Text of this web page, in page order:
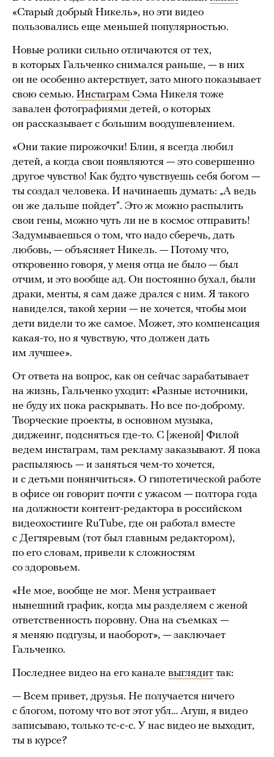
«Старый добрый Никель», но эти видео
пользовались еще меньшей популярностью.
Новые ролики сильно отличаются от тех,
в которых Гальченко снимался раньше, — в них
он не особенно актерствует, зато много показывает
свою семью. Инстаграм Сэма Никеля тоже
завален фотографиями детей, о которых
он рассказывает с большим воодушевлением.
«Они такие пирожочки! Блин, я всегда любил
детей, а когда свои появляются — это совершенно
другое чувство! Как будто чувствуешь себя богом —
ты создал человека. И начинаешь думать: „А ведь
он же дальше пойдет“. Это ж можно распылить
свои гены, можно чуть ли не в космос отправить!
Задумываешься о том, что надо сберечь, дать
любовь, — объясняет Никель. — Потому что,
откровенно говоря, у меня отца не было — был
отчим, и это вообще ад. Он постоянно бухал, были
драки, менты, я сам даже дрался с ним. Я такого
навиделся, такой херни — не хочется, чтобы мои
дети видели то же самое. Может, это компенсация
какая-то, но я чувствую, что должен дать
им лучшее».
От ответа на вопрос, как он сейчас зарабатывает
на жизнь, Гальченко уходит: «Разные источники,
не буду их пока раскрывать. Но все по-доброму.
Творческие проекты, в основном музыка,
диджеинг, подсняться где-то. С [женой] Филой
ведем инстаграм, там рекламу заказывают. Я пока
распыляюсь — и заняться чем-то хочется,
и с детьми понянчиться». О гипотетической работе
в офисе он говорит почти с ужасом — полтора года
на должности контент-редактора в российском
видеохостинге RuTube, где он работал вместе
с Дегтяревым (тот был главным редактором),
по его словам, привели к сложностям
со здоровьем.
«Не мое, вообще не мог. Меня устраивает
нынешний график, когда мы разделяем с женой
ответственность поровну. Она на съемках —
я меняю подгузы, и наоборот», — заключает
Гальченко.
Последнее видео на его канале выглядит так:
— Всем привет, друзья. Не получается ничего
с блогом, потому что вот этот убл… Агуш, я видео
записываю, только тс-с-с. У нас видео не выходит,
ты в курсе?